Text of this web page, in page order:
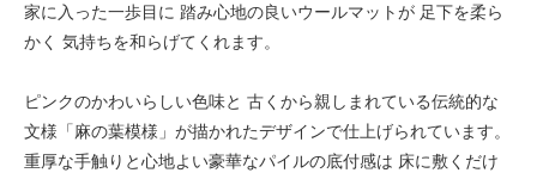
家に入った一歩目に 踏み心地の良いウールマットが 足下を柔ら
かく 気持ちを和らげてくれます。
ピンクのかわいらしい色味と 古くから親しまれている伝統的な
文様「麻の葉模様」が描かれたデザインで仕上げられています。
重厚な手触りと心地よい豪華なパイルの底付感は 床に敷くだけ